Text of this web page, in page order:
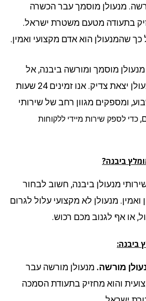
מנעולן מוסמך עבר הכשרה
מטעם משטרת ישראל.
הוא אדם מקצועי ואמין.
מוסמך ומורשה ביבנה, אל
תהססו לפנות למנעולן יצאת צדיק. אנו זמינים 24 שעות
ומספקים מגוון רחב של שירותי
לספק שירות מיידי ללקוחות
מנעולן ביבנה, חשוב לבחור
מנעולן לא מקצועי עלול לגרום
אף לגנוב מכם רכוש.
מורשה.מנעולן מורשה עבר
והוא מחזיק בתעודת הסמכה